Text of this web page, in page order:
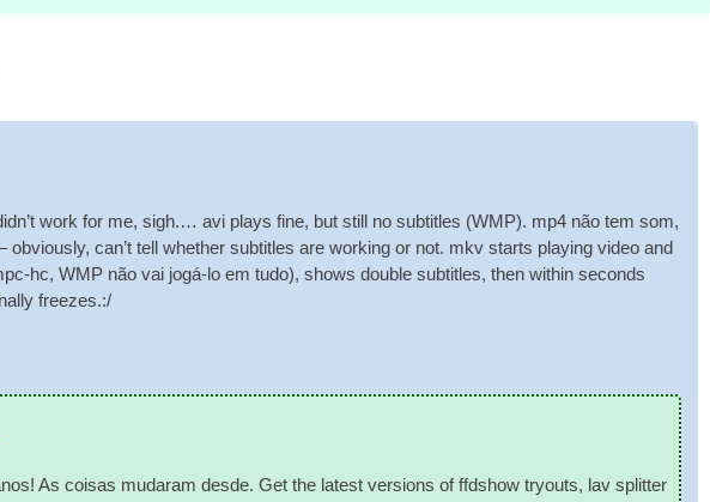
work for me, sigh.… avi plays fine, but still no sub­titles (WMP). mp4 não tem som,
obvi­ously, can­’t tell wheth­er sub­titles are work­ing or not. mkv starts play­ing video and
hc, WMP não vai jogá-lo em tudo), shows double sub­titles, then with­in seconds
freezes.:/
As coisas mudaram desde. Get the latest ver­sions of ffd­show try­outs, lav split­ter